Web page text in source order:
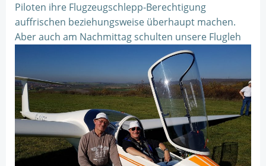
Piloten ihre Flugzeugschlepp-Berechtigung
auffrischen beziehungsweise überhaupt machen.
Aber auch am Nachmittag schulten unsere Flugleh